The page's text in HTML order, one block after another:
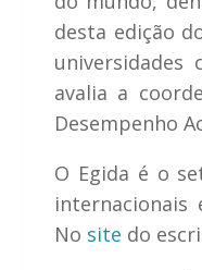
desta edição
universidades
avalia a
Desempenho
O Egida é o
internacionais
No site do